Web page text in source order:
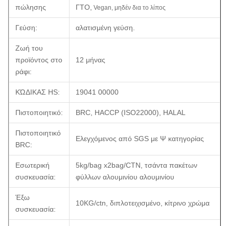
πώλησης
ΓΤΟ, Vegan, μηδέν δια το λίπος
Γεύση: αλατισμένη γεύση.
Ζωή του
προϊόντος στο
ράφι:
12 μήνας
ΚΏΔΙΚΑΣ HS: 19041 00000
Πιστοποιητικό: BRC, HACCP (ISO22000), HALAL
Πιστοποιητικό
BRC:
Ελεγχόμενος από SGS με Ψ κατηγορίας
Εσωτερική
συσκευασία:
5kg/bag x2bag/CTN, τσάντα πακέτων
φύλλων αλουμινίου αλουμινίου
Έξω
συσκευασία:
10KG/ctn, διπλοτειχισμένο, κίτρινο χρώμα